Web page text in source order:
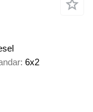
6x2